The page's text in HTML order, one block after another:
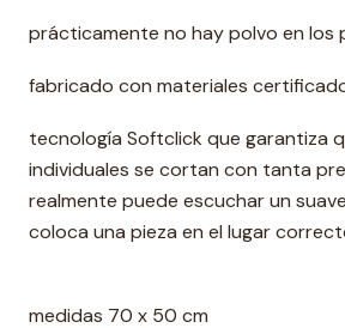
prácticamente no hay polvo en los
fabricado con materiales
tecnología Softclick que garantiza
individuales se cortan con tanta
realmente puede escuchar un
coloca una pieza en el lugar
medidas 70 x 50 cm